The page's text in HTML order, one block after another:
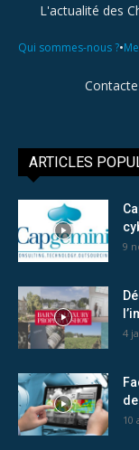
L'actualité des
Qui sommes-nous ?•
ARTICLES
9
4
10